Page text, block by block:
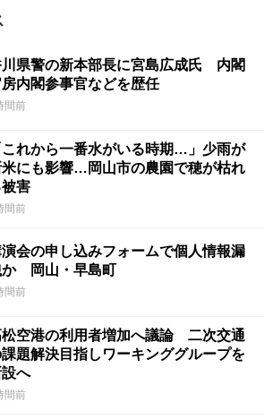
県警の新本部長に宮島広成氏 内閣
内閣参事官などを歴任
間前
これから一番水がいる時期…」少雨が
米にも影響…岡山市の農園で穂が枯れ
害
間前
会の申し込みフォームで個人情報漏
か 岡山・早島町
間前
空港の利用者増加へ議論 二次交通
題解決目指しワーキンググループを
へ
間前